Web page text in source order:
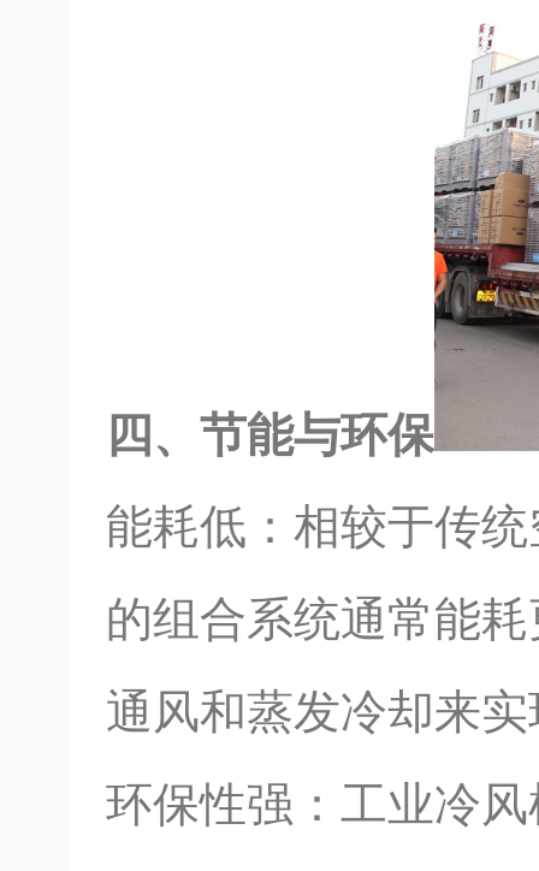
四、节能与环保
能耗低：相较于传
的组合系统通常能
通风和蒸发冷却来
环保性强：工业冷